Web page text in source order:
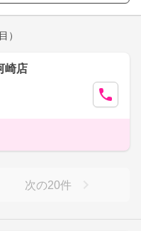
）
崎店
次の20件